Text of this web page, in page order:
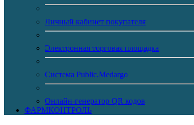
Личный кабинет покупателя
Электронная торговая площадка
Система Public.Medargo
Онлайн-генератор QR кодов
ФАРМКОНТРОЛЬ